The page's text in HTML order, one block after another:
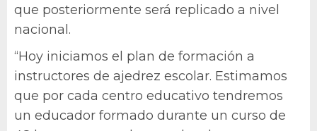
que posteriormente será replicado a nivel
nacional.
“Hoy iniciamos el plan de formación a
instructores de ajedrez escolar. Estimamos
que por cada centro educativo tendremos
un educador formado durante un curso de